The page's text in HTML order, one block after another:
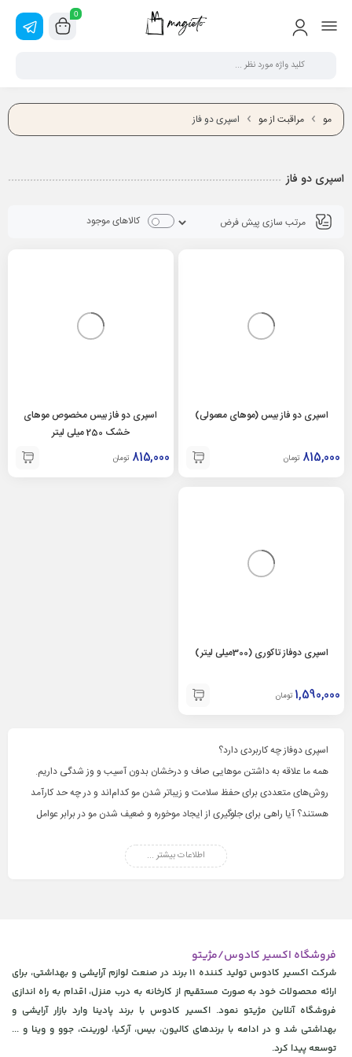
0
مو مراقبت از مو اسپری دو فاز
اسپری دو فاز
کالاهای موجود
اسپری دو فاز بیس (موهای معمولی)
815,000 تومان
اسپری دو فاز بیس مخصوص موهای
خشک 250 ميلی لیتر
815,000 تومان
اسپری دوفاز تاکوری (300میلی لیتر)
1,590,000 تومان
اسپری دوفاز چه کاربردی دارد؟
همه ما علاقه به داشتن موهایی صاف و درخشان بدون آسیب و وز شدگی داریم.
روش‌های متعددی برای حفظ سلامت و زیباتر شدن مو کدام‌اند و در چه حد کارآمد
هستند؟ آیا راهی برای جلوگیری از ایجاد موخوره و ضعیف شدن مو در برابر عوامل
دوفاز چیسترا مطالعه نمایید.
جالب است بدانید در هنگام اتوکشی و سشوار باد بسیار گرم و حرارت بالا موجب از
بین رفتن کراتین ساقه مو و خشک و نازک شدن آن می‌شود و با گذشت زمان این
مشکل تا حدی افزایش می‌یابد که مجبور به کوتاه کردن قسمت‌های آسیب ‌دیده
موی خود شوید! اسپری دوفاز به عنوان یک لایه محافظ بر روی سطح مو قرار گرفته و
اطلاعات بیشتر ...
فروشگاه اکسیر کادوس/مژیتو
شرکت اکسیر کادوس تولید کننده 11 برند در صنعت لوازم آرایشی و بهداشتی، برای
ارائه محصولات خود به صورت مستقیم از کارخانه به درب منزل، اقدام به راه اندازی
فروشگاه آنلاین مژیتو نمود. اکسیر کادوس با برند پادینا وارد بازار آرایشی و
بهداشتی شد و در ادامه با برندهای کالیون، بیس، آرکیا، لورینت، جوو و وینا و ...
توسعه پیدا کرد.